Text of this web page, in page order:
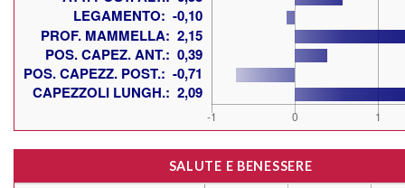
SALUTE E BENESSERE